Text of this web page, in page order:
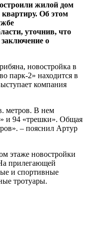
жилой дом
квартиру. Об этом
уточнив, что
о
новостройка в
парк-2» находится в
компания
метров. В нем
и 94 «трешки». Общая
– пояснил Артур
этаже новостройки
прилегающей
и спортивные
тротуары.